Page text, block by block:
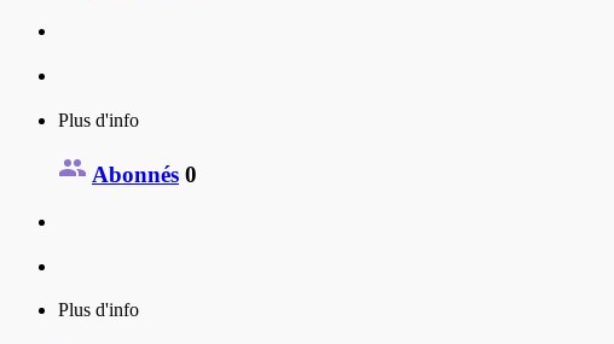
Plus d'info
Abonnés 0
Plus d'info